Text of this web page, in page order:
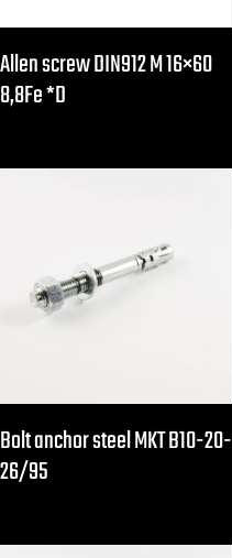
Allen screw DIN912 M 16×60
8,8Fe *D
Bolt anchor steel MKT B10-20-
26/95